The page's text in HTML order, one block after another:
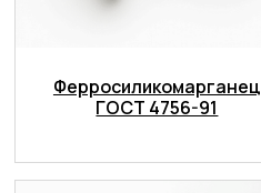
Ферросиликомарганец
ГОСТ 4756-91